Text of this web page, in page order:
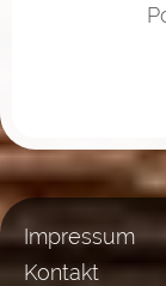
Impressum
Kontakt